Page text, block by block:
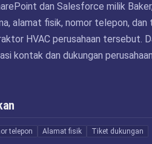
dan Salesforce milik
alamat fisik, nomor telepon,
HVAC perusahaan tersebut.
kontak dan dukungan
telepon Alamat fisik Tiket dukungan